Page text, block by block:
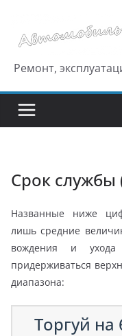
содержимому
Ремонт,
Срок службы
Названные ниже
лишь средние
вождения и
придерживаться
диапазона:
Торгуй